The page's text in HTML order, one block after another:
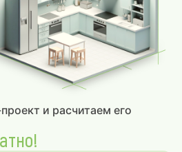
и расчитаем его